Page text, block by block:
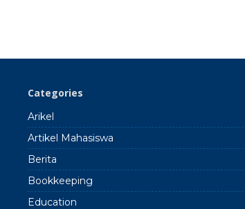
Categories
Arikel
Artikel Mahasiswa
Berita
Bookkeeping
Education